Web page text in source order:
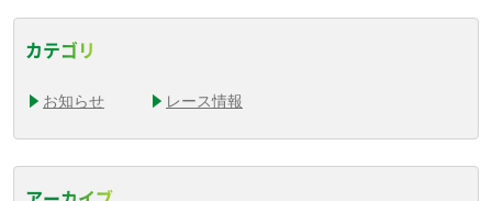
カテゴリ
お知らせ レース情報